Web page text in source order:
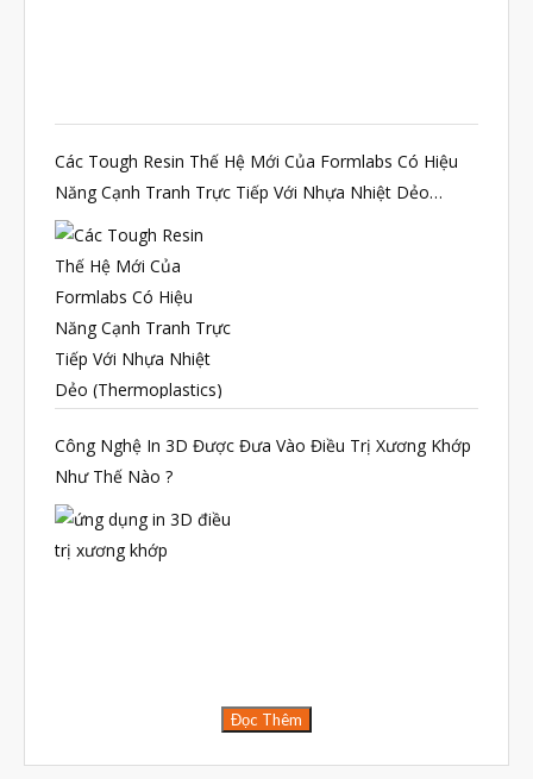
Tháng Mười 2019
Tháng Chín 2019
Tháng Ba 2019
Giải pháp ô tô
in 3d cao cấp
Các Tough Resin Thế Hệ Mới Của Formlabs Có Hiệu
Năng Cạnh Tranh Trực Tiếp Với Nhựa Nhiệt Dẻo
(Thermoplastics)
Công Nghệ In 3D Được Đưa Vào Điều Trị Xương Khớp
Như Thế Nào ?
Đọc Thêm